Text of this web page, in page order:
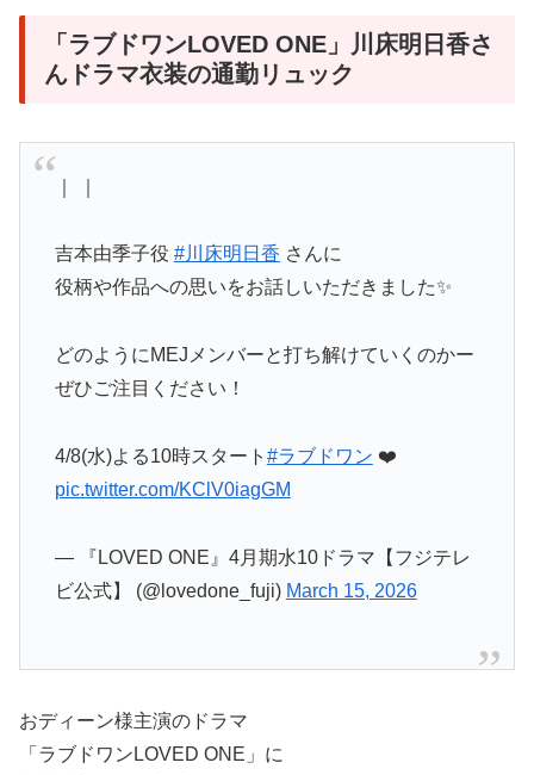
「ラブドワンLOVED ONE」川床明日香さ
んドラマ衣装の通勤リュック
吉本由季子役 #川床明日香 さんに
役柄や作品への思いをお話しいただきました✨
どのようにMEJメンバーと打ち解けていくのかー
ぜひご注目ください！
4/8(水)よる10時スタート #ラブドワン ❤️‍
pic.twitter.com/KClV0iagGM
— 『LOVED ONE』4月期水10ドラマ【フジテレ
ビ公式】 (@lovedone_fuji) March 15, 2026
おディーン様主演のドラマ
「ラブドワンLOVED ONE」に